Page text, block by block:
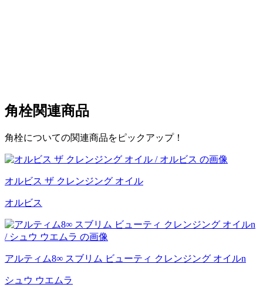
角栓関連商品
角栓についての関連商品をピックアップ！
オルビス ザ クレンジング オイル
オルビス
アルティム8∞ スブリム ビューティ クレンジング オイルn
シュウ ウエムラ